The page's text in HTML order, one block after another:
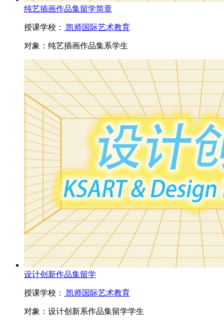
纯艺插画作品集留学简章
授课学校： 凯师国际艺术教育
对象： 纯艺插画作品集系学生
设计创新作品集留学
授课学校： 凯师国际艺术教育
对象： 设计创新系作品集留学学生